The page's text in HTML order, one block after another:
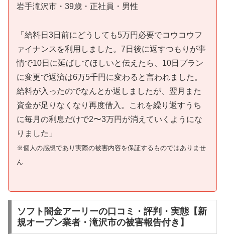
岩手滝沢市・39歳・正社員・男性
「給料日3日前にどうしても5万円必要でコウコウフ
ァイナンスを利用しました。7日後に返すつもりが事
情で10日に延ばしてほしいと伝えたら、10日プラン
に変更で返済は6万5千円に変わると言われました。
給料が入ったのでなんとか返しましたが、翌月また
資金が足りなくなり再度借入。これを繰り返すうち
に毎月の利息だけで2〜3万円が消えていくようにな
りました」
※個人の感想であり実際の被害内容を保証するものではありませ
ん
ソフト闇金アーリーの口コミ・評判・実態【新
規オープン業者・滝沢市の被害報告付き】